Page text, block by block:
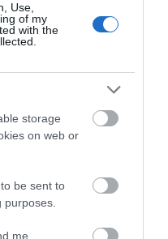
Use,
of my
with the
storage
on web or
be sent to
me